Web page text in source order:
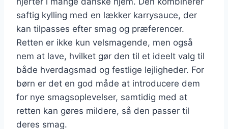
saftig kylling med en lækker karrysauce, der
kan tilpasses efter smag og præferencer.
Retten er ikke kun velsmagende, men også
nem at lave, hvilket gør den til et ideelt valg til
både hverdagsmad og festlige lejligheder. For
børn er det en god måde at introducere dem
for nye smagsoplevelser, samtidig med at
retten kan gøres mildere, så den passer til
deres smag.